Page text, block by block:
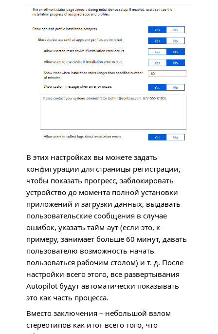
В этих настройках вы можете задать
конфигурации для страницы регистрации,
чтобы показать прогресс, заблокировать
устройство до момента полной установки
приложений и загрузки данных, выдавать
пользовательские сообщения в случае
ошибок, указать тайм-аут (если это, к
примеру, занимает больше 60 минут, давать
пользователю возможность начать
пользоваться рабочим столом) и т. д. После
настройки всего этого, все развертывания
Autopilot будут автоматически показывать
это как часть процесса.
Вместо заключения – небольшой взлом
стереотипов как итог всего того, что